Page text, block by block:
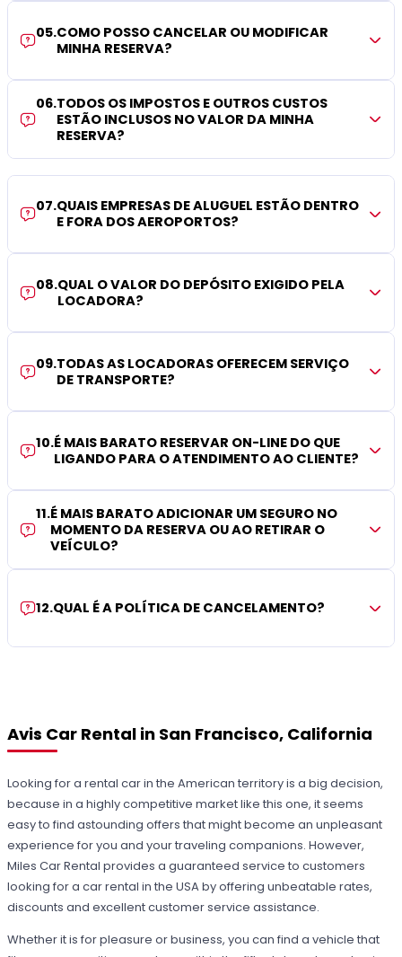
05.COMO POSSO CANCELAR OU MODIFICAR
MINHA RESERVA?
06.TODOS OS IMPOSTOS E OUTROS CUSTOS
ESTÃO INCLUSOS NO VALOR DA MINHA
RESERVA?
07.QUAIS EMPRESAS DE ALUGUEL ESTÃO DENTRO
E FORA DOS AEROPORTOS?
08.QUAL O VALOR DO DEPÓSITO EXIGIDO PELA
LOCADORA?
09.TODAS AS LOCADORAS OFERECEM SERVIÇO
DE TRANSPORTE?
10.É MAIS BARATO RESERVAR ON-LINE DO QUE
LIGANDO PARA O ATENDIMENTO AO CLIENTE?
11.É MAIS BARATO ADICIONAR UM SEGURO NO
MOMENTO DA RESERVA OU AO RETIRAR O
VEÍCULO?
12.QUAL É A POLÍTICA DE CANCELAMENTO?
Avis Car Rental in San Francisco, California
Looking for a rental car in the American territory is a big decision,
because in a highly competitive market like this one, it seems
easy to find astounding offers that might become an unpleasant
experience for you and your traveling companions. However,
Miles Car Rental provides a guaranteed service to customers
looking for a car rental in the USA by offering unbeatable rates,
discounts and excellent customer service assistance.
Whether it is for pleasure or business, you can find a vehicle that